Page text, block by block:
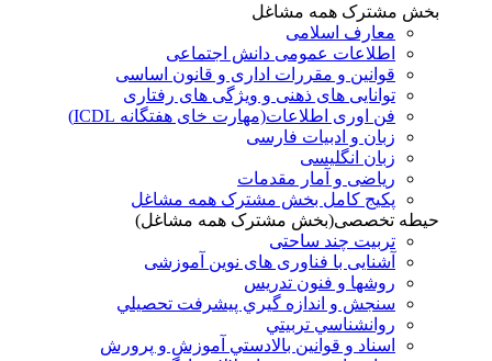
بخش مشترک همه مشاغل
معارف اسلامی
اطلاعات عمومی دانش اجتماعی
قوانین و مقررات اداری و قانون اساسی
توانایی های ذهنی و ویژگی های رفتاری
فن اوری اطلاعات(مهارت خای هفتگانه ICDL)
زبان و ادبیات فارسی
زبان انگلیسی
ریاضی و آمار مقدمات
پکیج کامل بخش مشترک همه مشاغل
حیطه تخصصی(بخش مشترک همه مشاغل)
تربیت چند ساحتی
آشنایی با فناوری های نوین آموزشی
روشها و فنون تدريس
سنجش و اندازه گيري پيشرفت تحصيلي
روانشناسي تربيتي
اسناد و قوانين بالادستي آموزش و پرورش